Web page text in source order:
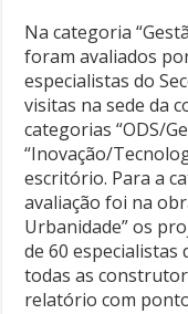
Na categoria
foram avaliados
especialistas do
visitas na sede da
categorias “ODS/
“Inovação/
escritório. Para a
avaliação foi na
Urbanidade” os
de 60 especialistas
todas as
relatório com